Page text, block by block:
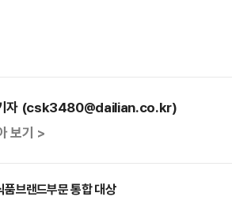
자 (csk3480@dailian.co.kr)
보기 >
브랜드부문 통합 대상